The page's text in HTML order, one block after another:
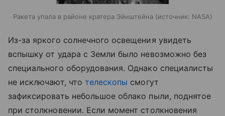
Ракета упала в районе кратера Эйнштейна источник: NASA
Из-за яркого солнечного освещения увидеть
вспышку от удара с Земли было невозможно без
специального оборудования. Однако специалисты
не исключают, что телескопы смогут
зафиксировать небольшое облако пыли, поднятое
при столкновении. Если момент столкновения